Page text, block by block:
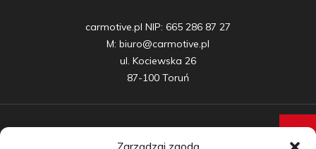
carmotive.pl NIP: 665 286 87 27
M: biuro@carmotive.pl
ul. Kociewska 26
87-100 Toruń